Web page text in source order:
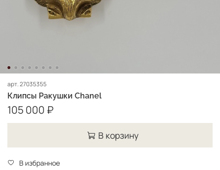
арт.27035355
Клипсы Ракушки Chanel
105 000 ₽
В корзину
В избранное